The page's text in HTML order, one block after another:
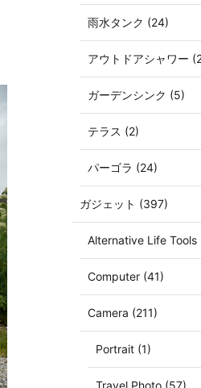
雨水タンク (24)
アウトドアシャワー
ガーデンシンク (5)
テラス (2)
パーゴラ (24)
ガジェット (397)
Alternative Life Tools
Computer (41)
Camera (211)
Portrait (1)
Travel Photo (57)